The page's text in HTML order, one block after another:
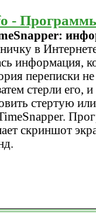
-
в
информация,
переписки
стерли его,
стертую
скриншот